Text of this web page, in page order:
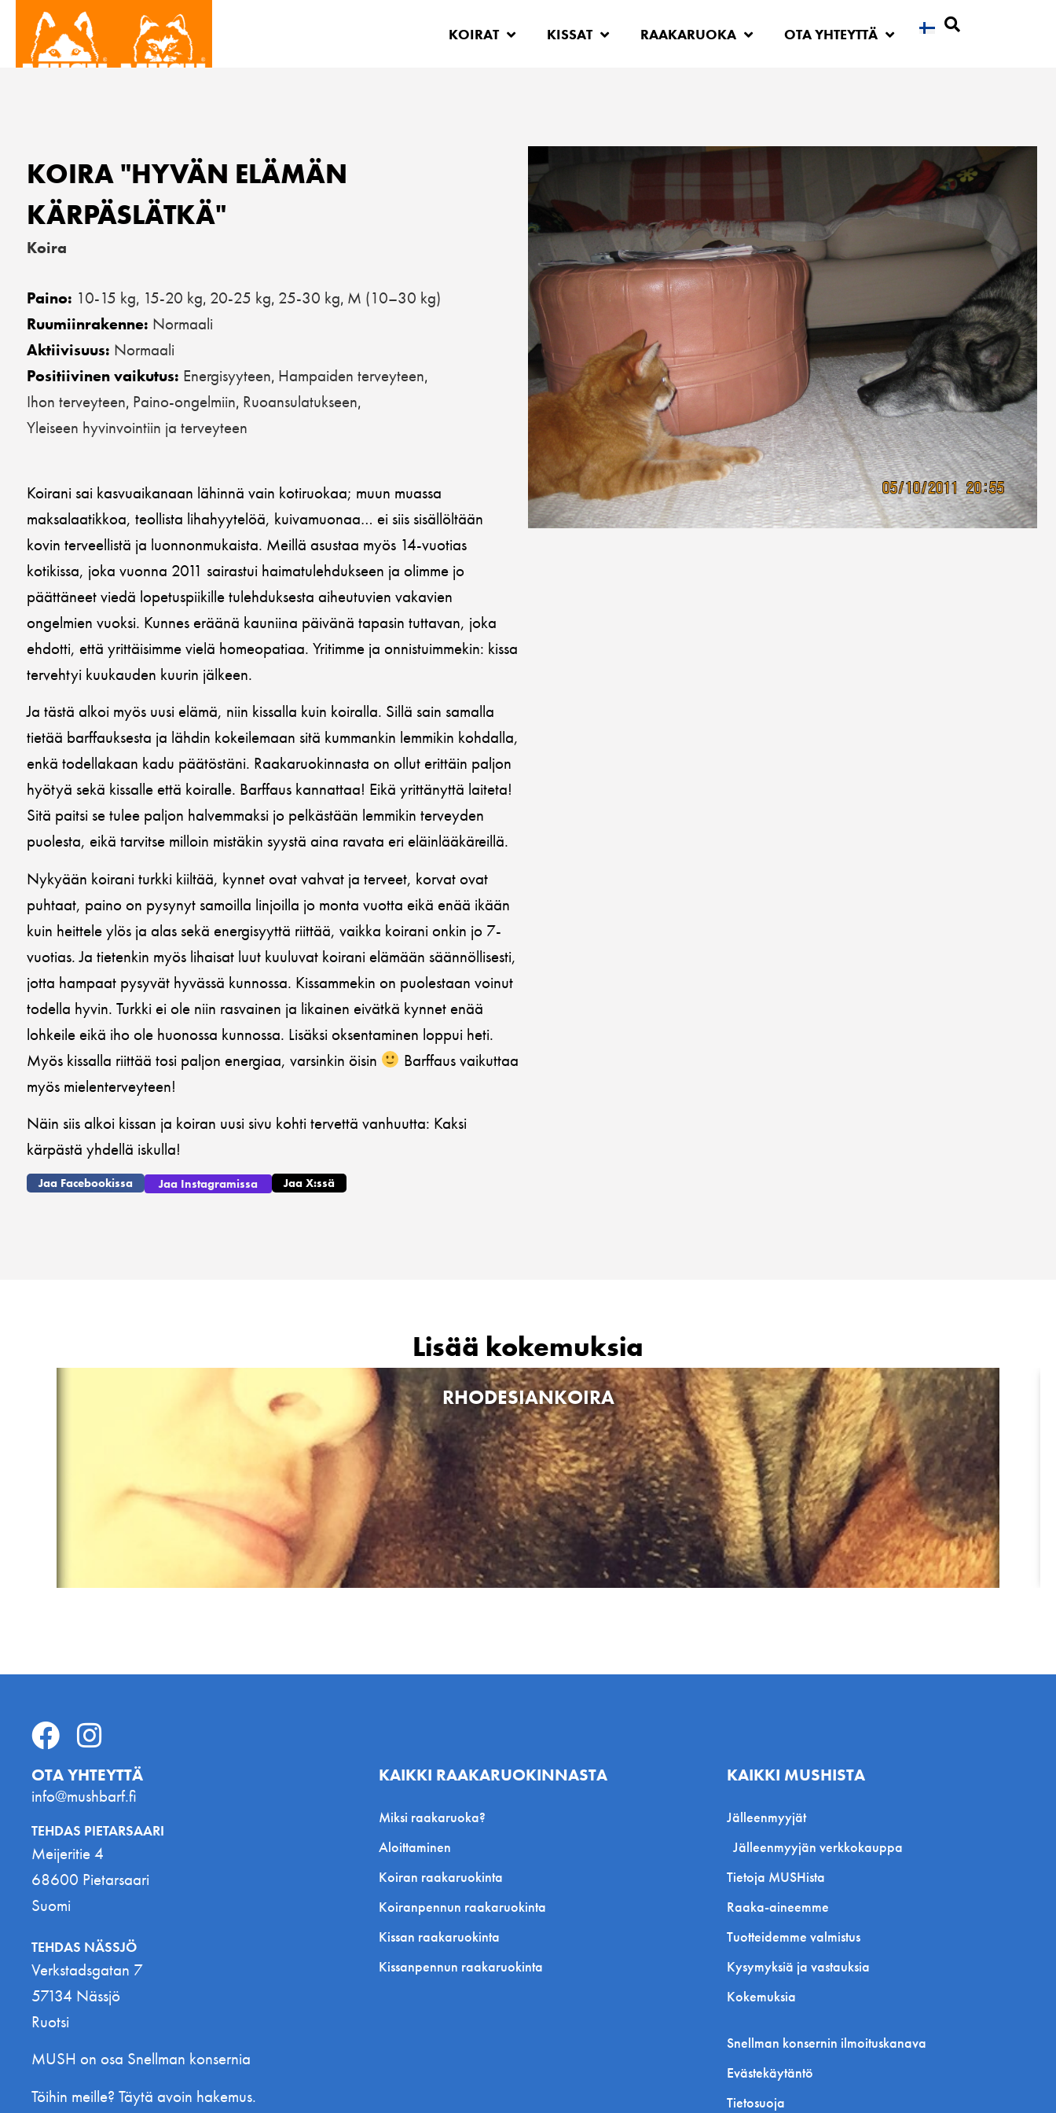
KOIRAT KISSAT RAAKARUOKA OTA YHTEYTTÄ
KOIRA "HYVÄN ELÄMÄN
KÄRPÄSLÄTKÄ"
Koira
Paino: 10-15 kg, 15-20 kg, 20-25 kg, 25-30 kg, M (10–30 kg)
Ruumiinrakenne: Normaali
Aktiivisuus: Normaali
Positiivinen vaikutus: Energisyyteen, Hampaiden terveyteen,
Ihon terveyteen, Paino-ongelmiin, Ruoansulatukseen,
Yleiseen hyvinvointiin ja terveyteen
Koirani sai kasvuaikanaan lähinnä vain kotiruokaa; muun muassa
maksalaatikkoa, teollista lihahyytelöä, kuivamuonaa… ei siis sisällöltään
kovin terveellistä ja luonnonmukaista. Meillä asustaa myös 14-vuotias
kotikissa, joka vuonna 2011 sairastui haimatulehdukseen ja olimme jo
päättäneet viedä lopetuspiikille tulehduksesta aiheutuvien vakavien
ongelmien vuoksi. Kunnes eräänä kauniina päivänä tapasin tuttavan, joka
ehdotti, että yrittäisimme vielä homeopatiaa. Yritimme ja onnistuimmekin: kissa
tervehtyi kuukauden kuurin jälkeen.
Ja tästä alkoi myös uusi elämä, niin kissalla kuin koiralla. Sillä sain samalla
tietää barffauksesta ja lähdin kokeilemaan sitä kummankin lemmikin kohdalla,
enkä todellakaan kadu päätöstäni. Raakaruokinnasta on ollut erittäin paljon
hyötyä sekä kissalle että koiralle. Barffaus kannattaa! Eikä yrittänyttä laiteta!
Sitä paitsi se tulee paljon halvemmaksi jo pelkästään lemmikin terveyden
puolesta, eikä tarvitse milloin mistäkin syystä aina ravata eri eläinlääkäreillä.
Nykyään koirani turkki kiiltää, kynnet ovat vahvat ja terveet, korvat ovat
puhtaat, paino on pysynyt samoilla linjoilla jo monta vuotta eikä enää ikään
kuin heittele ylös ja alas sekä energisyyttä riittää, vaikka koirani onkin jo 7-
vuotias. Ja tietenkin myös lihaisat luut kuuluvat koirani elämään säännöllisesti,
jotta hampaat pysyvät hyvässä kunnossa. Kissammekin on puolestaan voinut
todella hyvin. Turkki ei ole niin rasvainen ja likainen eivätkä kynnet enää
lohkeile eikä iho ole huonossa kunnossa. Lisäksi oksentaminen loppui heti.
Myös kissalla riittää tosi paljon energiaa, varsinkin öisin
Barffaus vaikuttaa
myös mielenterveyteen!
Näin siis alkoi kissan ja koiran uusi sivu kohti tervettä vanhuutta: Kaksi
kärpästä yhdellä iskulla!
Jaa Facebookissa Jaa Instagramissa Jaa X:ssä
Lisää kokemuksia
RHODESIANKOIRA
OTA YHTEYTTÄ
info@mushbarf.fi
TEHDAS PIETARSAARI
Meijeritie 4
68600 Pietarsaari
Suomi
TEHDAS NÄSSJÖ
Verkstadsgatan 7
57134 Nässjö
Ruotsi
MUSH on osa Snellman konsernia
Töihin meille? Täytä avoin hakemus.
KAIKKI RAAKARUOKINNASTA
Miksi raakaruoka?
Aloittaminen
Koiran raakaruokinta
Koiranpennun raakaruokinta
Kissan raakaruokinta
Kissanpennun raakaruokinta
KAIKKI MUSHISTA
Jälleenmyyjät
Jälleenmyyjän verkkokauppa
Tietoja MUSHista
Raaka-aineemme
Tuotteidemme valmistus
Kysymyksiä ja vastauksia
Kokemuksia
Snellman konsernin ilmoituskanava
Evästekäytäntö
Tietosuoja